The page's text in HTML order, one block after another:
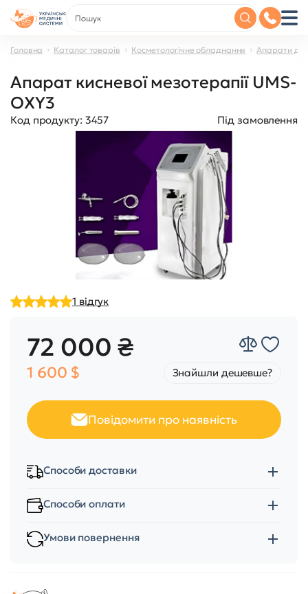
Головна Каталог товарів Косметологічне обладнання Апарати
Апарат кисневої мезотерапії UMS-
OXY3
Код продукту: 3457 Під замовлення
1 відгук
72 000 ₴
1 600 $ Знайшли дешевше?
Повідомити про наявність
Способи доставки
Способи оплати
Умови повернення